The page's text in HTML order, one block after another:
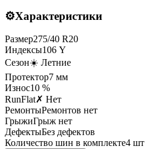
⚙️Характеристики
Размер275/40 R20
Индексы106 Y
Сезон☀️ Летние
Протектор7 мм
Износ10 %
RunFlat✗ Нет
РемонтыРемонтов нет
ГрыжиГрыж нет
ДефектыБез дефектов
Количество шин в комплекте4 шт